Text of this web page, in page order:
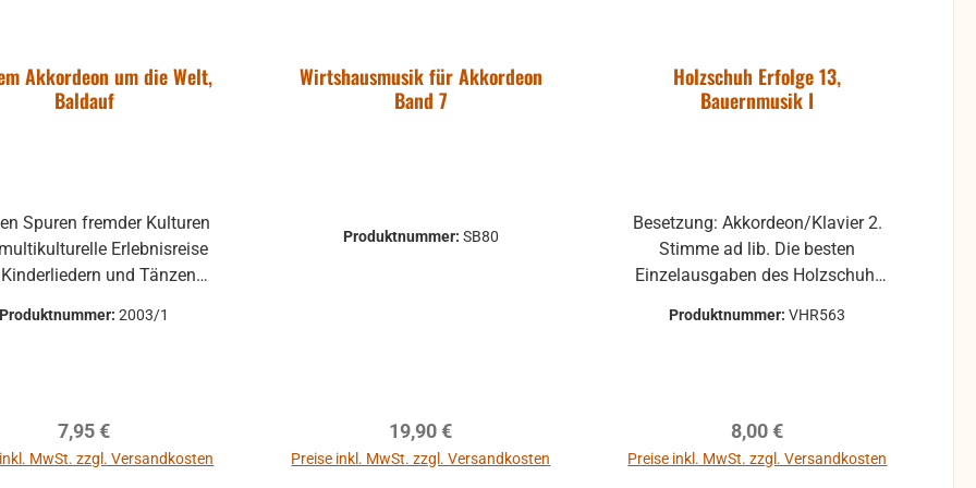
und sind
Alle
zu
des
ausgeschlossen.
MwSt. zzgl.
Akkordeon um die Welt,
Baldauf
Spuren fremder Kulturen
Erlebnisreise
und Tänzen
mit Tasti und Basti 2
Sprachmelodien
das Verstehen anderer
Produktnummer:2003/1
Regulärer Preis:
7,95 €
MwSt. zzgl. Versandkosten
Wirtshausmusik für Akkordeon
Band 7
Produktnummer: SB80
Regulärer Preis:
19,90 €
Preise inkl. MwSt. zzgl. Versandkosten
Holzschuh Erfolge 13,
Bauernmusik I
Besetzung: Akkordeon/Klavier 2.
Stimme ad lib. Die besten
Einzelausgaben des Holzschuh-
Stimme ad lib., Gitarrenstimme ad
lib., C-Stimme (Violine, Melodica)
Produktnummer:VHR563
Regulärer Preis:
8,00 €
Preise inkl. MwSt. zzgl. Versandkosten